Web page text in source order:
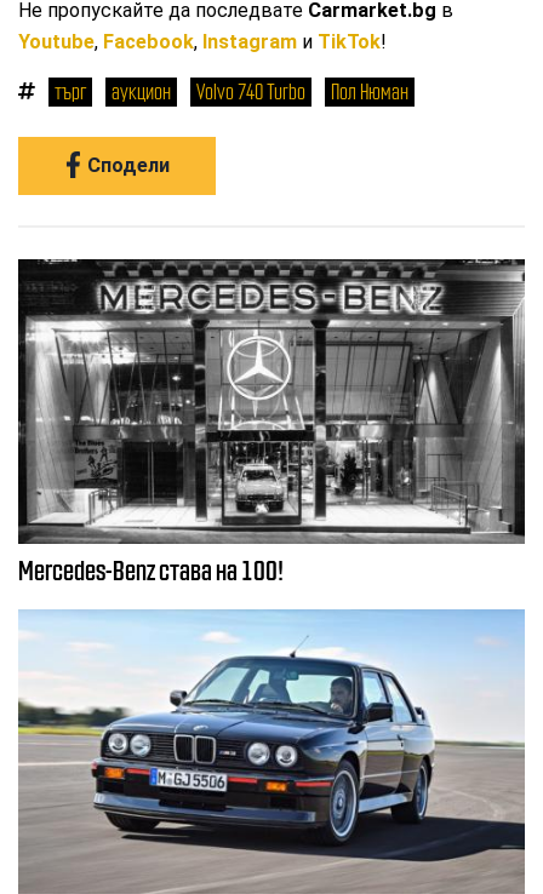
Не пропускайте да последвате Carmarket.bg в
Youtube, Facebook, Instagram и TikTok!
търг аукцион Volvo 740 Turbo Пол Нюман
Сподели
Mercedes-Benz става на 100!